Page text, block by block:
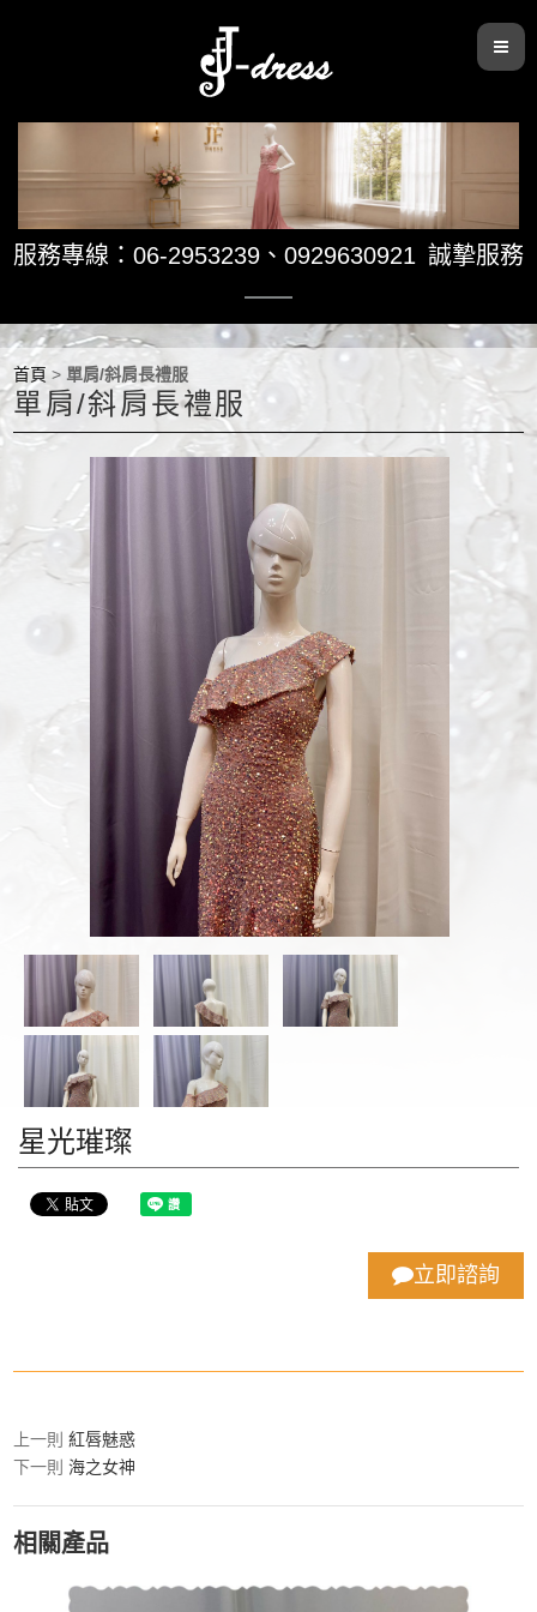
服務專線：06-2953239、0929630921 誠摯服務
首頁> 單肩/斜肩長禮服
單肩/斜肩長禮服
星光璀璨
上一則紅唇魅惑
下一則海之女神